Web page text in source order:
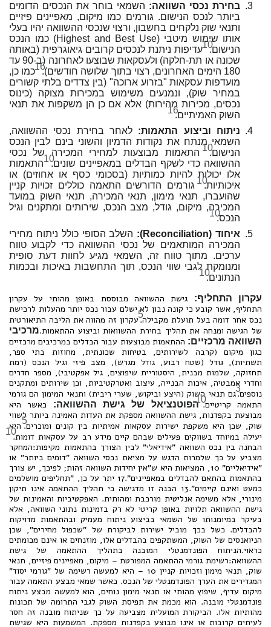
בחירת נכסי השוואה: השמאי בוחר את הנכסים הדומים
ביותר לנכס הנישום. גורמים כמו מיקום, מאפיינים פיזיים
ותנאי שוק נלקחים בחשבון, ורצוי שנכסי ההשוואה יהיו בעלי
אותו שימוש מיטבי (Highest and Best Use) כמו הנכס
הנישום.10עדיפות ניתנת לנכסים קרובים גיאוגרפית (באותה
שכונה או תת-חלקה) ולעסקאות שבוצעו לאחרונה (ב-90 עד
180 הימים האחרונים, רצוי בתוך שלושה חודשים).
16כמו כן,
מועדפות עסקאות "בזרוע ארוכה" (בין צדדים בלתי קשורים
במחיר שוק), ונמנעים משימוש במכירות מצוקה (כינוס
נכסים, מכירות מהירות) אלא אם כן הן משקפות את תנאי
השוק האמיתיים.16
ניתוח וביצוע התאמות: לאחר בחירת נכסי ההשוואה,
השמאי מנתח את נקודות הדמיון והשוני בינם לבין הנכס
הנישום.10התאמות מבוצעות למחירי המכירה של נכסי
ההשוואה כדי לשקף הבדלים במאפיינים שונים.10התאמות
אלו יכולות להיות כמותיות (בסכומי כסף או אחוזים) או
איכותיות.10גורמים הדורשים התאמה כוללים זכויות קניין
שהועברו, תנאי מימון, תנאי המכירה, תנאי השוק במועד
המכירה, מיקום, גודל, מצב הנכס, שירותים ומתקנים וגיל
הנכס.10
איחוד (Reconciliation):
השלב הסופי כולל ניתוח מחירי
המכירה המותאמים של נכסי ההשוואה כדי לקבוע טווח
ערכים. מתוך טווח זה, השמאי מגיע לחוות דעת סופית
ומנומקת לגבי שווי הנכס, תוך התחשבות באיכות ובכמות
הנתונים.10
עקרון התחליף:
גישת ההשוואה מבוססת באופן מהותי על עקרון
התחליף, אשר קובע כי קונה נבון לא ישלם עבור נכס יותר מהעלות לרכישת
נכס אחר דומה בעל תועלת מקבילה.
5עקרון זה מהווה את הליבה התיאורטית
של הגישה ומנחה את תהליך בחירת ההשוואות וביצוע ההתאמות.מרכיבי
השוואה מרכזיים: ההתאמות מבוצעות עבור הבדלים במרכיבים מרכזיים
כגון מיקום (קרבה לשירותים, בטיחות שכונתית, מחוזות בתי ספר,
תשתיות), גודל (שטח רבוע, גודל מגרש), מצב פיזי וגיל הנכס (רמת
תחזוקה, שלמות מבנית, היסטוריית שיפוצים, גיל אפקטיבי), מספר חדרים
וחדרי אמבטיה, איכות הבנייה, עיצוב ואטרקטיביות, וכן שירותים ומתקנים
נוספים.3גם תנאי השוק (היצע וביקוש, שערי ריבית) ותנאי המימון הם גורמי
התאמה קריטיים.10הפוטנציאל של גישת ההשוואה:
כאשר היא
מבוצעת בקפדנות, גישת ההשוואה מספקת את העדות האמינה ביותר לשווי
שוק, שכן היא משקפת ישירות עסקאות אמיתיות בין קונים ומוכרים.5היא
יעילה במיוחד בשווקים פעילים שבהם קיים מידע רב על עסקאות דומות.10
הבחנה בין נכס השוואה "אידיאלי" לבין הצורך בהתאמות מקיפות:המחקר
מצביע על כך שלמרות הדגש על מציאת נכסי השוואה "דומים ביותר" או
"אידיאליים" 10, המציאות היא ש"אין יחידות השוואה זהות; לפיכך, יש צורך
בהתאמות בהתאם להבדלים במאפיינים".17 יתר על כן, "תחליפים מושלמים
כמעט ואינם קיימים".13 הבנה זו מדגישה כי תהליך ההתאמה אינו תיקון
מינורי, אלא משימה אנליטית מורכבת ומהותית. האפקטיביות והאמינות של
גישת ההשוואה תלויות באופן קריטי לא רק בזמינות נתוני השוואה, אלא
בעיקר במיומנותו של השמאי בביצוע ניתוח מעמיק ובהתאמות מדויקות
להבדלים. כשל בכך מוביל ישירות לביקורת של "שכפול מחירים", שכן
הניואנסים של השוק, המשתקפים בהבדלים אלו, מוזנחים או אינם מכומתים
כראוי.הניתוח הפונדמנטלי המובנה בתהליך ההתאמה של גישת
ההשוואה:רשימת גורמי ההתאמה המפורטת – מיקום, מאפיינים פיזיים, תנאי
שוק, תנאי מימון וזכויות קניין 10 – היא למעשה רשימה של "גורמי יסוד"
המגדירים את הערך הפונדמנטלי של הנכס. כאשר שמאי מבצע התאמה עבור
מיקום עדיף, שיפוץ מהותי או תנאי מימון נוחים, הוא למעשה מבצע ניתוח
פונדמנטלי מובנה. הוא מכמת את תפיסת השוק לגבי התרומה של תכונות
מהותיות אלו. הביקורת המועלית מצביעה על כך שניתוח מובנה זה חסר
לעיתים קרובות או אינו מבוצע בקפדנות מספקת. המשמעות היא שגישת